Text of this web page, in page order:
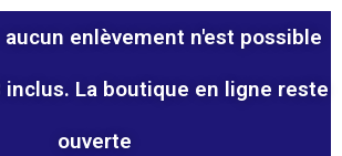
aucun enlèvement n'est possible
inclus. La boutique en ligne reste
ouverte